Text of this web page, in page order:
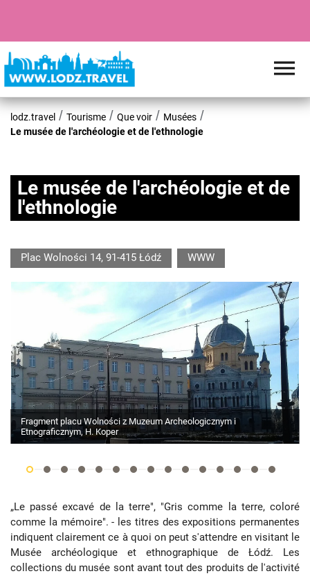
lodz.travel Tourisme Que voir
Musées
Le musée de l'archéologie et de l'ethnologie
Le musée de l'archéologie et de
l'ethnologie
Plac Wolności 14, 91-415 Łódź WWW
Fragment placu Wolności z Muzeum Archeologicznym i
Etnograficznym, H. Koper
„Le passé excavé de la terre", "Gris comme la terre, coloré
comme la mémoire". - les titres des expositions permanentes
indiquent clairement ce à quoi on peut s'attendre en visitant le
Musée archéologique et ethnographique de Łódź. Les
collections du musée sont avant tout des produits de l'activité